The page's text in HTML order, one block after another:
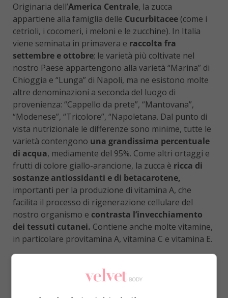
Originaria dell’America Centrale, la zucca
appartiene alla famiglia delle Cucurbitacee (come i
cetrioli, i cocomeri, i meloni e le zucchine). In Italia
viene seminata in primavera e raccolta fra
settembre e ottobre; le varietà più coltivate nel
nostro Paese appartengono alla varietà “Marina” di
Chioggia e “Lunga” di Napoli, ma ne esistono molte
altre denominazioni a seconda del luogo di
provenienza: “Cappello da prete”, “Mantovana”,
“Modenese”, “Tricolore”, “Napoletana. Dal punto di
vista nutrizionale le differenze sono minime, tutte le
varietà contengono una grandissima percentuale
di acqua, mediamente del 95%. Come altri ortaggi e
frutti di colore giallo-arancione, la zucca è ricca di
sostanze antiossidanti e di betacarotene,
importanti per la produzione di vitamina A, che
facilita il processo di rigenerazione cellulare del
nostro organismo e contrasta l’invecchiamento
dei tessuti cutanei. Contiene anche molte vitamine,
in particolare provitamina A, vitamina C e vitamina E.
La sua polpa è un alimento decisamente dietetico
totalmente priva di grassi,
ricca di fibre. Polpa e succo della zucca
hannoproprietà diuretiche(per depurare